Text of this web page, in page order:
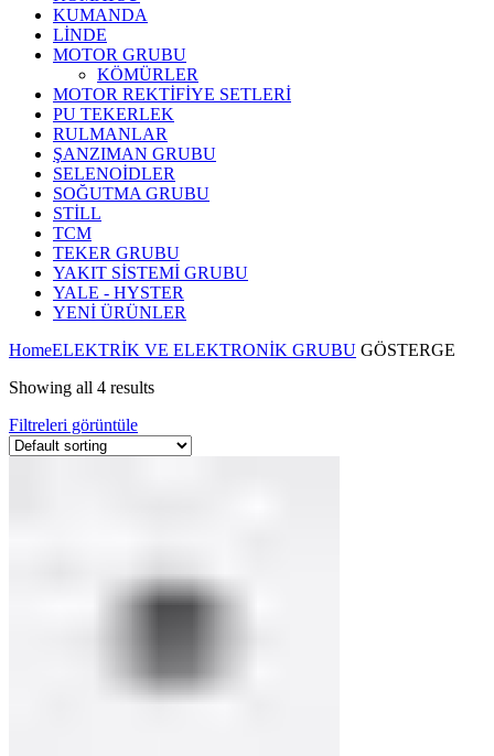
KUMANDA
LİNDE
MOTOR GRUBU
KÖMÜRLER
MOTOR REKTİFİYE SETLERİ
PU TEKERLEK
RULMANLAR
ŞANZIMAN GRUBU
SELENOİDLER
SOĞUTMA GRUBU
STİLL
TCM
TEKER GRUBU
YAKIT SİSTEMİ GRUBU
YALE - HYSTER
YENİ ÜRÜNLER
HomeELEKTRİK VE ELEKTRONİK GRUBU GÖSTERGE
Showing all 4 results
Filtreleri görüntüle